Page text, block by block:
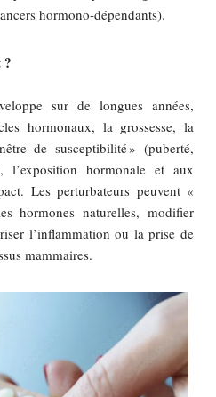
hormono-dépendants).
?
sur de longues années,
hormonaux, la grossesse, la
de susceptibilité » (puberté,
l’exposition hormonale et aux
Les perturbateurs peuvent «
hormones naturelles, modifier
l’inflammation ou la prise de
mammaires.